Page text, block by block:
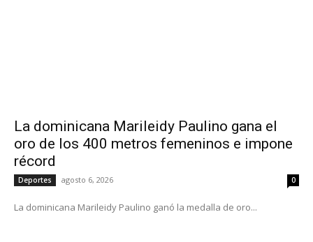
La dominicana Marileidy Paulino gana el
oro de los 400 metros femeninos e impone
récord
Deportes agosto 6, 2026 0
La dominicana Marileidy Paulino ganó la medalla de oro...